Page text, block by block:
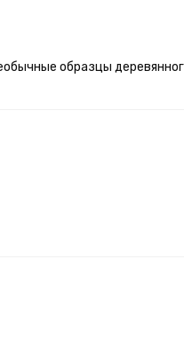
образцы